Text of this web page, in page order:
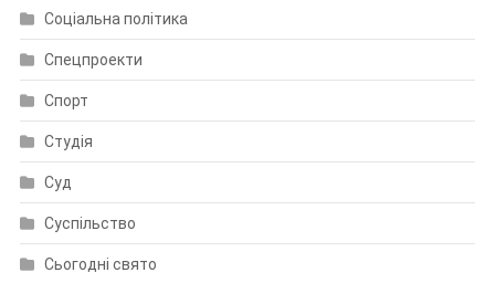
Соціальна політика
Спецпроекти
Спорт
Студія
Суд
Суспільство
Сьогодні свято